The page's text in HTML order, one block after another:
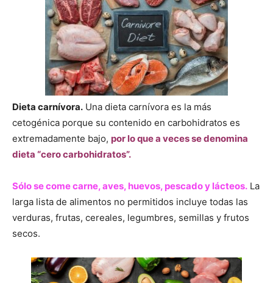
Dieta carnívora. Una dieta carnívora es la más
cetogénica porque su contenido en carbohidratos es
extremadamente bajo, por lo que a veces se denomina
dieta “cero carbohidratos”.
Sólo se come carne, aves, huevos, pescado y lácteos. La
larga lista de alimentos no permitidos incluye todas las
verduras, frutas, cereales, legumbres, semillas y frutos
secos.